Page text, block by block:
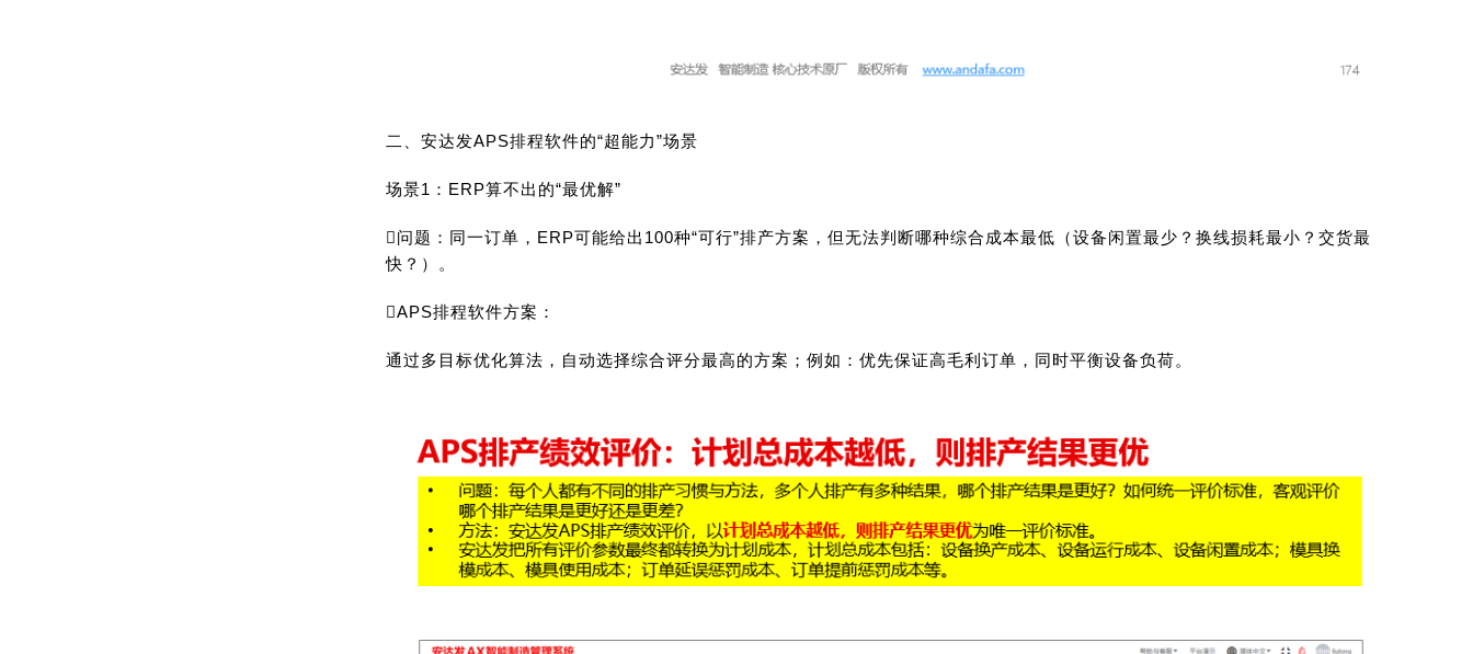
二、安达发APS排程软件的“超能力”场景
场景1：ERP算不出的“最优解”
问题：同一订单，ERP可能给出100种“可行”排产方案，但无法判断哪种综合成本最低（设备闲置最少？换线损耗最小？交货最
快？）。
APS排程软件方案：
通过多目标优化算法，自动选择综合评分最高的方案；例如：优先保证高毛利订单，同时平衡设备负荷。